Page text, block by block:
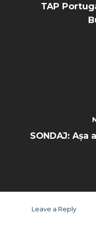
TAP
SONDAJ:
Leave a Reply